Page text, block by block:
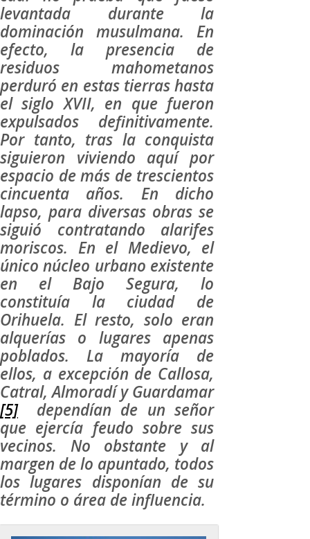
levantada durante la
dominación musulmana. En
efecto, la presencia de
residuos mahometanos
perduró en estas tierras hasta
el siglo XVII, en que fueron
expulsados definitivamente.
Por tanto, tras la conquista
siguieron viviendo aquí por
espacio de más de trescientos
cincuenta años. En dicho
lapso, para diversas obras se
siguió contratando alarifes
moriscos. En el Medievo, el
único núcleo urbano existente
en el Bajo Segura, lo
constituía la ciudad de
Orihuela. El resto, solo eran
alquerías o lugares apenas
poblados. La mayoría de
ellos, a excepción de Callosa,
Catral, Almoradí y Guardamar
[5]dependían de un señor
que ejercía feudo sobre sus
vecinos. No obstante y al
margen de lo apuntado, todos
los lugares disponían de su
término o área de influencia.